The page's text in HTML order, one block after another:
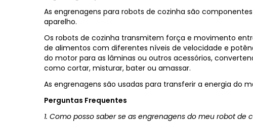
As engrenagens para robots de cozinha são
aparelho.
Os robots de cozinha transmitem força e movimento
de alimentos com diferentes níveis de velocidade e
do motor para as lâminas ou outros acessórios,
como cortar, misturar, bater ou amassar.
As engrenagens são usadas para transferir a energia do
Perguntas Frequentes
1. Como posso saber se as engrenagens do meu robot de